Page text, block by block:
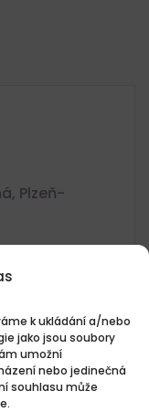
k ukládání a/nebo
jako jsou soubory
umožní
nebo jedinečná
souhlasu může
Plzeň-